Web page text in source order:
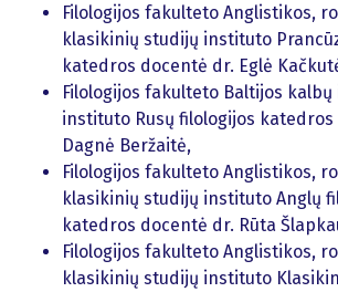
Filologijos fakulteto Anglistikos,
klasikinių studijų instituto
katedros docentė dr. Eglė
Filologijos fakulteto Baltijos
instituto Rusų filologijos
Dagnė Beržaitė,
Filologijos fakulteto Anglistikos,
klasikinių studijų instituto Anglų
katedros docentė dr. Rūta
Filologijos fakulteto Anglistikos,
klasikinių studijų instituto